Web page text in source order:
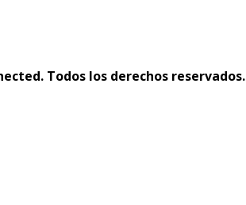
Todos los derechos reservados.